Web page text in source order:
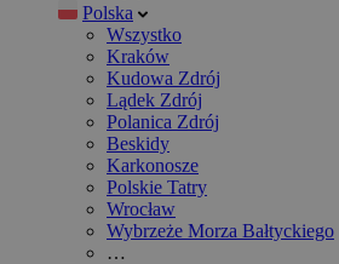
Polska
Wszystko
Kraków
Kudowa Zdrój
Lądek Zdrój
Polanica Zdrój
Beskidy
Karkonosze
Polskie Tatry
Wrocław
Wybrzeże Morza Bałtyckiego
…